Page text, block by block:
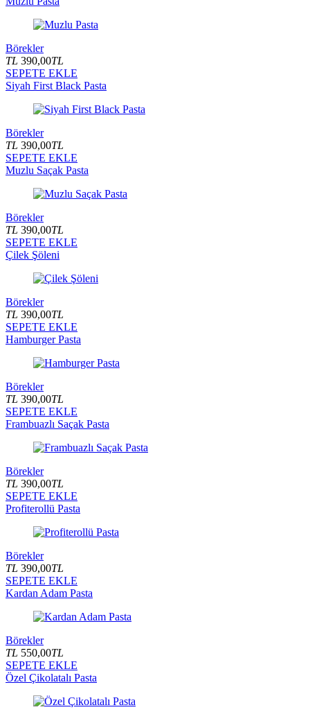
Börekler
TL 390,00TL
SEPETE EKLE
Siyah First Black Pasta
Börekler
TL 390,00TL
SEPETE EKLE
Muzlu Saçak Pasta
Börekler
TL 390,00TL
SEPETE EKLE
Çilek Şöleni
Börekler
TL 390,00TL
SEPETE EKLE
Hamburger Pasta
Börekler
TL 390,00TL
SEPETE EKLE
Frambuazlı Saçak Pasta
Börekler
TL 390,00TL
SEPETE EKLE
Profiterollü Pasta
Börekler
TL 390,00TL
SEPETE EKLE
Kardan Adam Pasta
Börekler
TL 550,00TL
SEPETE EKLE
Özel Çikolatalı Pasta